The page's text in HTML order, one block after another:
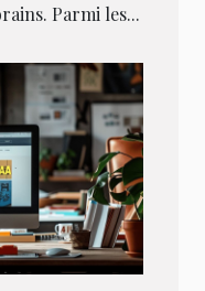
Parmi les...